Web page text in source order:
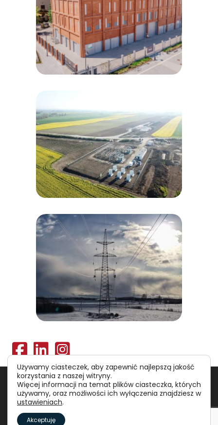
Polityka prywatności
©Polska Agencja Inwestycji i Handlu S.A.
Używamy ciasteczek, aby zapewnić najlepszą jakość
korzystania z naszej witryny.
Więcej informacji na temat plików ciasteczka, których
używamy, oraz możliwości ich wyłączenia znajdziesz w
ustawieniach.
Akceptuję